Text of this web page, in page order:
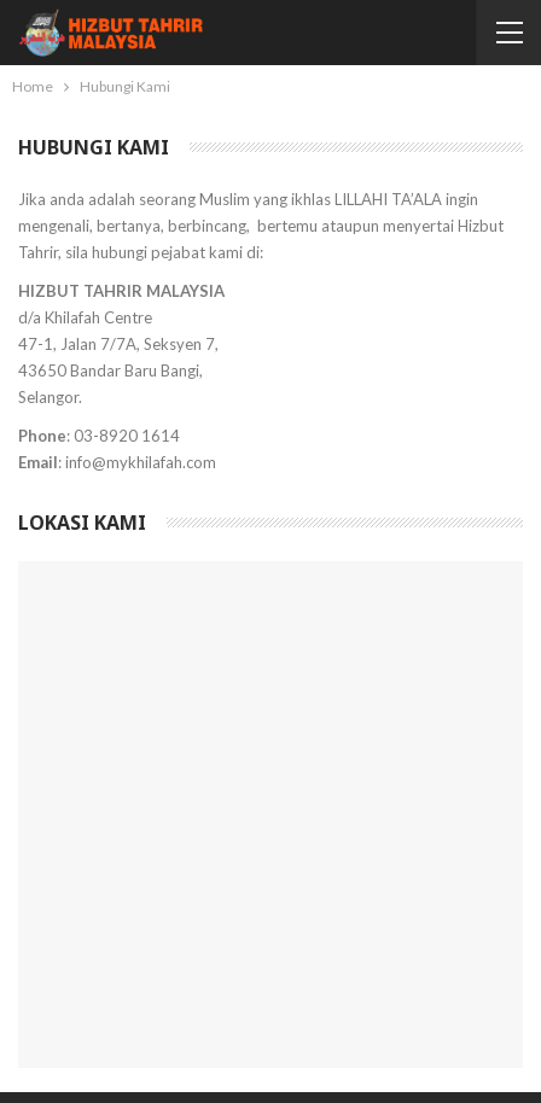
Home Hubungi Kami
HUBUNGI KAMI
Jika anda adalah seorang Muslim yang ikhlas LILLAHI TA’ALA ingin
mengenali, bertanya, berbincang, bertemu ataupun menyertai Hizbut
Tahrir, sila hubungi pejabat kami di:
HIZBUT TAHRIR MALAYSIA
d/a Khilafah Centre
47-1, Jalan 7/7A, Seksyen 7,
43650 Bandar Baru Bangi,
Selangor.
Phone: 03-8920 1614
Email:info@mykhilafah.com
LOKASI KAMI